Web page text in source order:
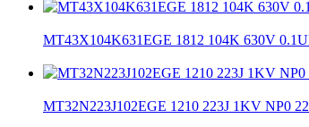
MT43X104K631EGE 1812 104K 630V
MT32N223J102EGE 1210 223J 1KV NP0